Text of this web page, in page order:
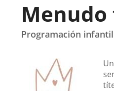
Menudo
Programación
Descripción